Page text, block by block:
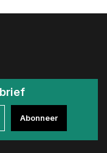
Abonneer